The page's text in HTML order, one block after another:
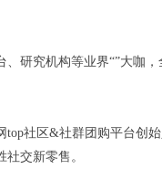
研究机构等业界“”大咖，
社区&社群团购平台创
交新零售。